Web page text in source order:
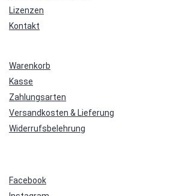
Lizenzen
Kontakt
Warenkorb
Kasse
Zahlungsarten
Versandkosten & Lieferung
Widerrufsbelehrung
Facebook